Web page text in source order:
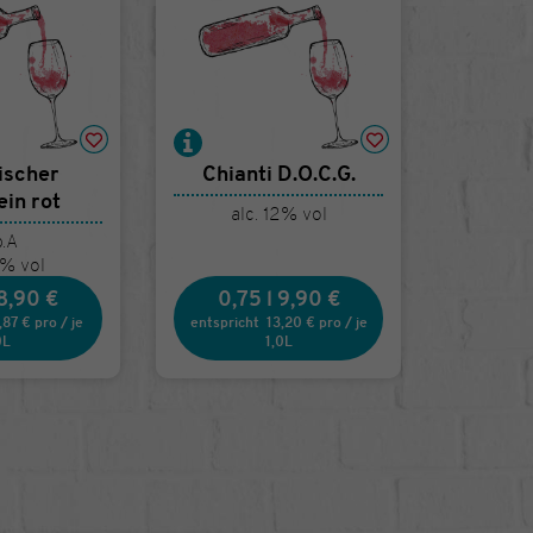
rot
vol
€
€ pro / je
Chianti D.O.C.G.
alc. 12% vol
0,75 l 9,90 €
entspricht 13,20 € pro / je
1,0L